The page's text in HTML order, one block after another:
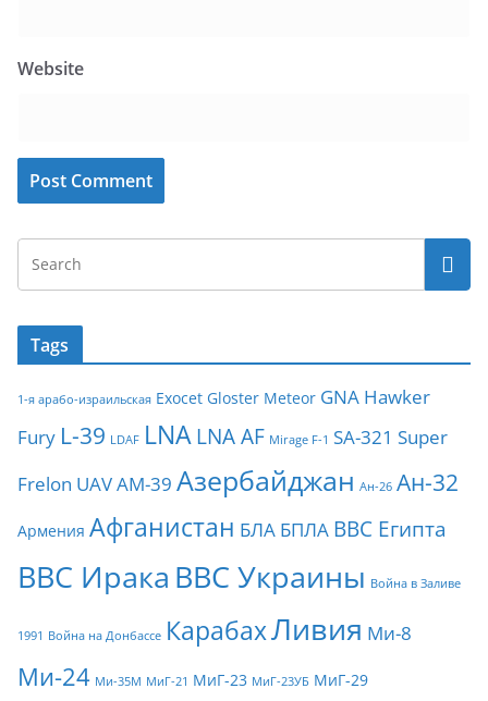
Website
Tags
1-я арабо-израильская Exocet Gloster Meteor GNA Hawker
Fury L-39 LDAF LNA LNA AF Mirage F-1 SA-321 Super
Frelon UAVАМ-39 Азербайджан Ан-26 Ан-32
Армения Афганистан БЛА БПЛА ВВС Египта
ВВС Ирака ВВС Украины Война в Заливе
1991 Война на Донбассе КарабахЛивия Ми-8
Ми-24 Ми-35М МиГ-21 МиГ-23 МиГ-23УБ МиГ-29